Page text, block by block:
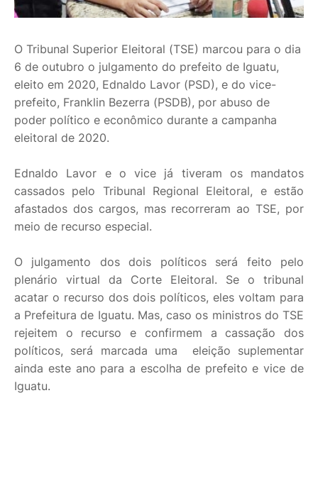
O Tribunal Superior Eleitoral (TSE) marcou para o dia
6 de outubro o julgamento do prefeito de Iguatu,
eleito em 2020, Ednaldo Lavor (PSD), e do vice-
prefeito, Franklin Bezerra (PSDB), por abuso de
poder político e econômico durante a campanha
eleitoral de 2020.
Ednaldo Lavor e o vice já tiveram os mandatos
cassados pelo Tribunal Regional Eleitoral, e estão
afastados dos cargos, mas recorreram ao TSE, por
meio de recurso especial.
O julgamento dos dois políticos será feito pelo
plenário virtual da Corte Eleitoral. Se o tribunal
acatar o recurso dos dois políticos, eles voltam para
a Prefeitura de Iguatu. Mas, caso os ministros do TSE
rejeitem o recurso e confirmem a cassação dos
políticos, será marcada uma eleição suplementar
ainda este ano para a escolha de prefeito e vice de
Iguatu.